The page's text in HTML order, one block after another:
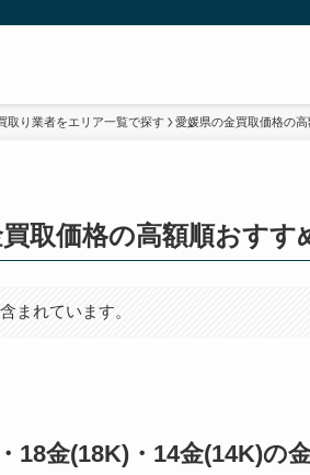
取り業者をエリア一覧で探す 愛媛県の金買取価格の
取価格の高額順おすす
まれています。
18金(18K)・14金(14K)の